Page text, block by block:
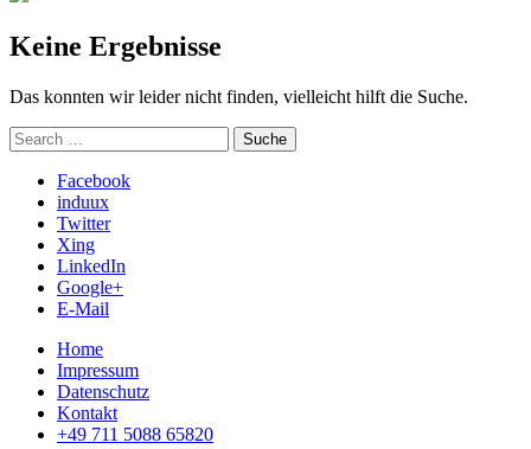
Keine Ergebnisse
Das konnten wir leider nicht finden, vielleicht hilft die Suche.
Suchen
nach:
Suche
Facebook
induux
Twitter
Xing
LinkedIn
Google+
E-Mail
Home
Impressum
Datenschutz
Kontakt
+49 711 5088 65820